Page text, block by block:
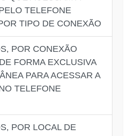
TELEFONE
TIPO DE CONEXÃO
POR CONEXÃO
FORMA EXCLUSIVA
PARA ACESSAR A
TELEFONE
POR LOCAL DE